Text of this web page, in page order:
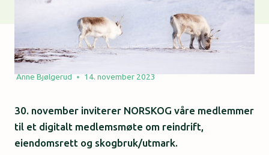
Anne Bjølgerud 14. november 2023
30. november inviterer NORSKOG våre medlemmer
til et digitalt medlemsmøte om reindrift,
eiendomsrett og skogbruk/utmark.